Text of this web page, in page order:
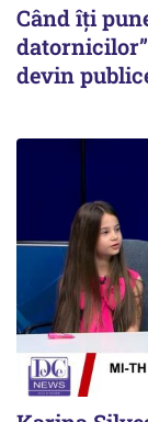
Când îți
devin